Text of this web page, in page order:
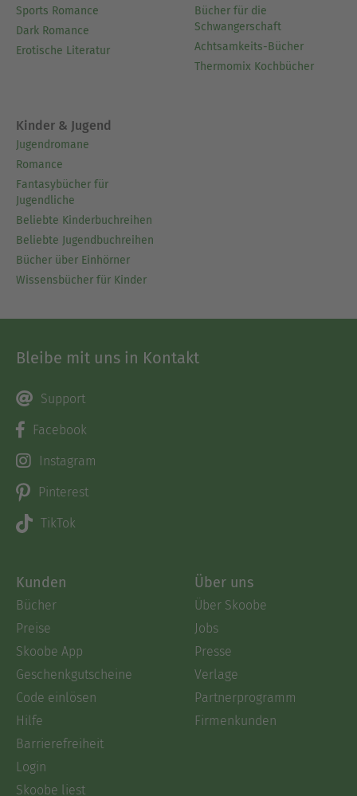
Sports Romance
Dark Romance
Erotische Literatur
Bücher für die
Schwangerschaft
Achtsamkeits-Bücher
Thermomix Kochbücher
Kinder & Jugend
Jugendromane
Romance
Fantasybücher für
Jugendliche
Beliebte Kinderbuchreihen
Beliebte Jugendbuchreihen
Bücher über Einhörner
Wissensbücher für Kinder
Bleibe mit uns in Kontakt
Support
Facebook
Instagram
Pinterest
TikTok
Kunden
Bücher
Preise
Skoobe App
Geschenkgutscheine
Code einlösen
Hilfe
Barrierefreiheit
Login
Skoobe liest
Über uns
Über Skoobe
Jobs
Presse
Verlage
Partnerprogramm
Firmenkunden